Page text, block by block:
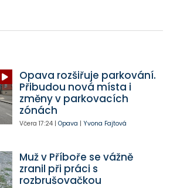
Opava rozšiřuje parkování.
Přibudou nová místa i
změny v parkovacích
zónách
Včera 17:24| Opava | Yvona Fajtová
Muž v Příboře se vážně
zranil při práci s
rozbrušovačkou